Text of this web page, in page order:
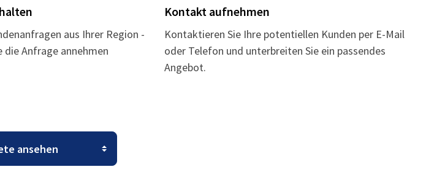
aus Ihrer Region -
die Anfrage annehmen
Kontakt aufnehmen
Kontaktieren Sie Ihre potentiellen Kunden per E-Mail
oder Telefon und unterbreiten Sie ein passendes
Angebot.